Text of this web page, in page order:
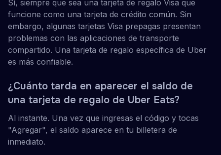
Sí, siempre que sea una tarjeta de regalo Visa que
funcione como una tarjeta de crédito común. Sin
embargo, algunas tarjetas Visa prepagas presentan
problemas con las aplicaciones de transporte
compartido. Una tarjeta de regalo específica de Uber
es más confiable.
¿Cuánto tarda en aparecer el saldo de
una tarjeta de regalo de Uber Eats?
Al instante. Una vez que ingresas el código y tocas
"Agregar", el saldo aparece en tu billetera de
inmediato.